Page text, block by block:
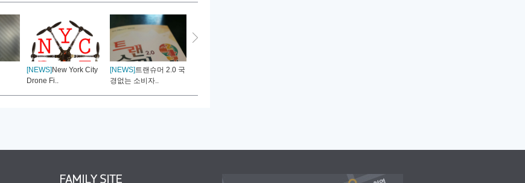
[NEWS] New York City
Drone Fi..
[NEWS]트랜슈머 2.0 국
경없는 소비자..